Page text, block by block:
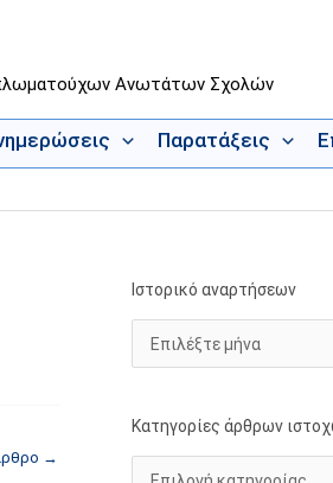
Ανωτάτων Σχολών
Παρατάξεις
→
Ιστορικό αναρτήσεων
Ι
σ
ρ
ι
Κατηγορίες άρθρων
Κ
α
γ
ο